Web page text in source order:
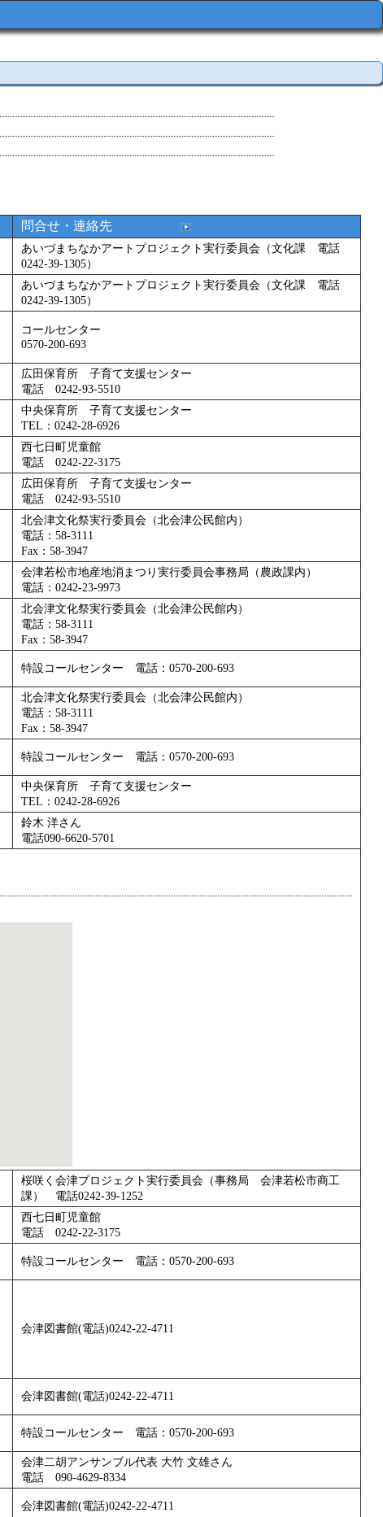
問合せ・連絡先
あいづまちなかアートプロジェクト実行委員会（文化課 電話
0242-39-1305）
あいづまちなかアートプロジェクト実行委員会（文化課 電話
0242-39-1305）
コールセンター
0570-200-693
広田保育所 子育て支援センター
電話 0242-93-5510
中央保育所 子育て支援センター
TEL：0242-28-6926
西七日町児童館
電話 0242-22-3175
広田保育所 子育て支援センター
電話 0242-93-5510
北会津文化祭実行委員会（北会津公民館内）
電話：58-3111
Fax：58-3947
会津若松市地産地消まつり実行委員会事務局（農政課内）
電話：0242-23-9973
北会津文化祭実行委員会（北会津公民館内）
電話：58-3111
Fax：58-3947
特設コールセンター 電話：0570-200-693
北会津文化祭実行委員会（北会津公民館内）
電話：58-3111
Fax：58-3947
特設コールセンター 電話：0570-200-693
中央保育所 子育て支援センター
TEL：0242-28-6926
鈴木 洋さん
電話090-6620-5701
桜咲く会津プロジェクト実行委員会（事務局 会津若松市商工
課） 電話0242-39-1252
西七日町児童館
電話 0242-22-3175
特設コールセンター 電話：0570-200-693
会津図書館(電話)0242-22-4711
会津図書館(電話)0242-22-4711
特設コールセンター 電話：0570-200-693
会津二胡アンサンブル代表 大竹 文雄さん
電話 090-4629-8334
会津図書館(電話)0242-22-4711